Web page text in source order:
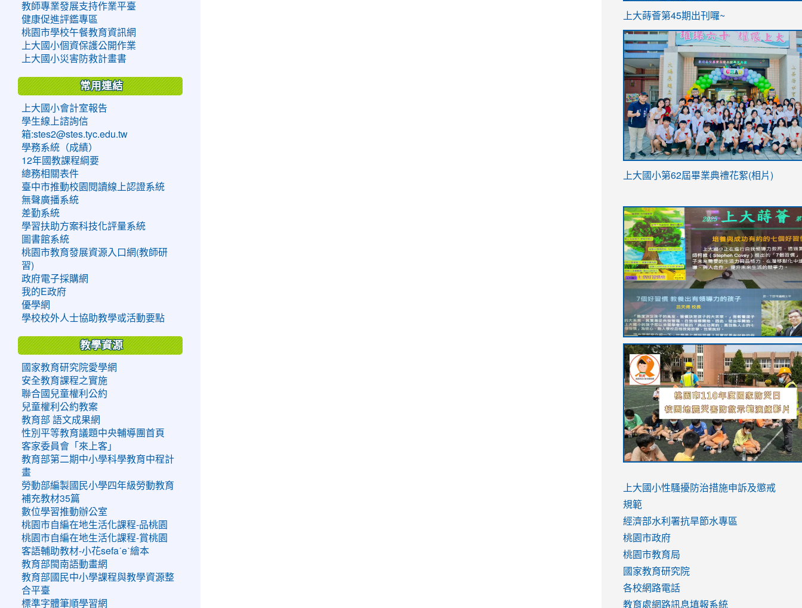
教師專業發展支持作業平臺
健康促進評鑑專區
桃園市學校午餐教育資訊網
上大國小個資保護公開作業
上大國小災害防救計畫書
常用連結
上大國小會計室報告
學生線上諮詢信
箱:stes2@stes.tyc.edu.tw
學務系統（成績）
12年國教課程綱要
總務相關表件
臺中市推動校園閱讀線上認證系統
無聲廣播系統
差勤系統
學習扶助方案科技化評量系統
圖書館系統
桃園市教育發展資源入口網(教師研
習)
政府電子採購網
我的E政府
優學網
學校校外人士協助教學或活動要點
教學資源
國家教育研究院愛學網
安全教育課程之實施
聯合國兒童權利公約
兒童權利公約教案
教育部 語文成果網
性別平等教育議題中央輔導團首頁
客家委員會「來上客」
教育部第二期中小學科學教育中程計
畫
勞動部編製國民小學四年級勞動教育
補充教材35篇
數位學習推動辦公室
桃園市自編在地生活化課程-品桃園
桃園市自編在地生活化課程-賞桃園
客語輔助教材-小花sefaˊeˋ繪本
教育部閩南語動畫網
教育部國民中小學課程與教學資源整
合平臺
標準字體筆順學習網
ink
https://sites.google.com/stes.tyc.edu.tw/
link
https://sites.google.com/stes.tyc.edu.tw/
上大蒔薈第45期出刊囉~
link
YfDQppRvyMk686kIw6SBbssEIZ6WnT/
usp=sharing
上大國小第62屆畢業典禮花絮(相片)
to
https://drive.google.com/file/d/1I-
YfDQppRvyMk686kIw6SBbssEIZ6WnT/
usp=sharing
to
https://sites.google.com/stes.tyc.edu.tw/
link
to
https://sites.google.com/stes.tyc.edu.tw/
link
to
https://drive.google.com/file/d/
usp=sharing
link
to
https://youtu.be/jJOMVWY3-
8M
link
to
https://drive.google.com/file/d/
usp=sharing
to
https://www.youtube.com/watch?
v=hC_gdZndU9s
to
https://www.youtube.com/watch?
v=hC_gdZndU9s
link
to
https://www.youtube.com/watch?
v=mfpNykQ0g4M
上大國小性騷擾防治措施申訴及懲戒
規範
經濟部水利署抗旱節水專區
桃園市政府
桃園市教育局
國家教育研究院
各校網路電話
教育處網路訊息填報系統